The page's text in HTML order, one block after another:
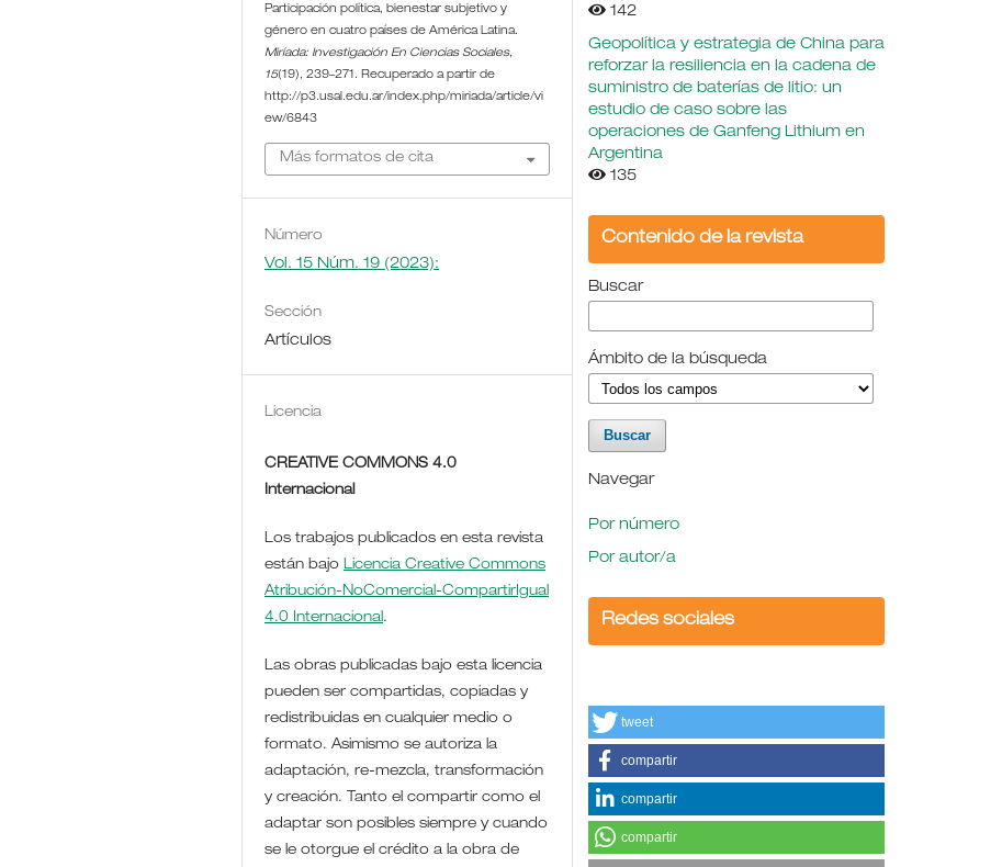
Participación política, bienestar subjetivo y
género en cuatro países de América Latina.
Miríada: Investigación En Ciencias Sociales,
15(19), 239–271. Recuperado a partir de
http://p3.usal.edu.ar/index.php/miriada/article/vi
ew/6843
Más formatos de cita
Número
Vol. 15 Núm. 19 (2023):
Sección
Artículos
Licencia
CREATIVE COMMONS 4.0
Internacional
Los trabajos publicados en esta revista
están bajoLicencia Creative Commons
Atribución-NoComercial-CompartirIgual
4.0 Internacional.
Las obras publicadas bajo esta licencia
pueden ser compartidas, copiadas y
redistribuidas en cualquier medio o
formato. Asimismo se autoriza la
adaptación, re-mezcla, transformación
y creación. Tanto el compartir como el
adaptar son posibles siempre y cuando
se le otorgue el crédito a la obra de
142
Geopolítica y estrategia de China para
reforzar la resiliencia en la cadena de
suministro de baterías de litio: un
estudio de caso sobre las
operaciones de Ganfeng Lithium en
Argentina
135
Contenido de la revista
Buscar
Ámbito de la búsqueda
Navegar
Por número
Por autor/a
Redes sociales
tweet
compartir
compartir
compartir